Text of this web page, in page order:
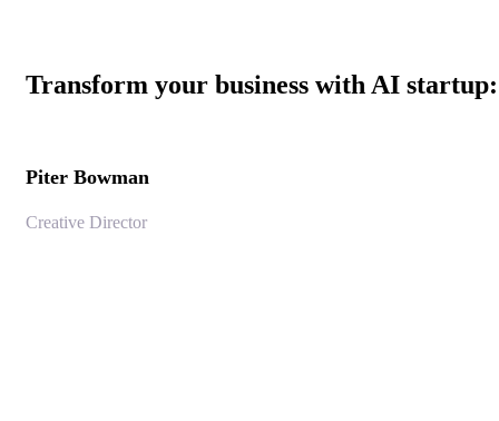
Transform your business with AI startup:
Piter Bowman
Creative Director